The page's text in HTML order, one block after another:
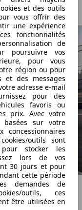
éditions
deux séries
et des outils
vous offrir des
une expérience
fonctionnalités
de
poursuivre vos
pour vous
région ou pour
des messages
adresse e-mail
pour des
favoris ou
prix. Avec votre
basées sur votre
outils sont
stocker les
lors de vos
30 jours et pour
cette période
demandes de
outils, ces
être utilisées en